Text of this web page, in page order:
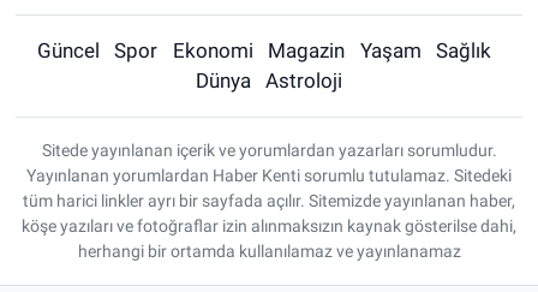
Güncel Spor Ekonomi Magazin Yaşam
Sağlık
Dünya
Astroloji
Sitede yayınlanan içerik ve yorumlardan yazarları sorumludur.
Yayınlanan yorumlardan Haber Kenti sorumlu tutulamaz. Sitedeki
tüm harici linkler ayrı bir sayfada açılır. Sitemizde yayınlanan haber,
köşe yazıları ve fotoğraflar izin alınmaksızın kaynak gösterilse dahi,
herhangi bir ortamda kullanılamaz ve yayınlanamaz